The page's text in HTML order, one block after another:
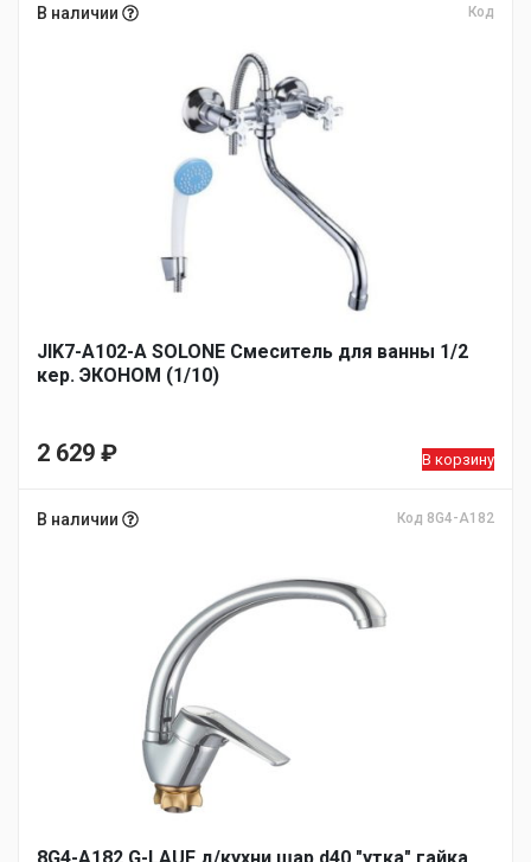
составляла
цена:
В наличии Код
JIK7-A102-А SOLONE Смеситель для ванны 1/2
кер. ЭКОНОМ (1/10)
2 629 ₽ В корзину
В наличии Код 8G4-A182